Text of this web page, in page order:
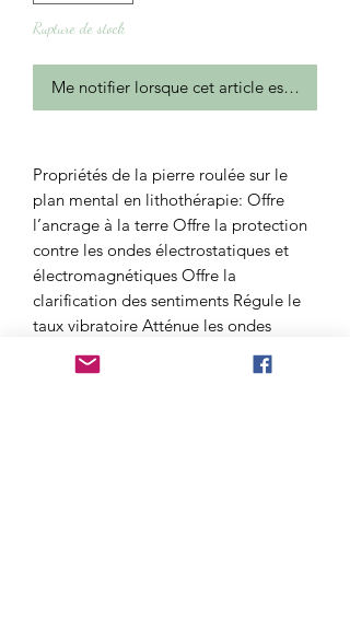
Rupture de stock
Me notifier lorsque cet article est
Propriétés de la pierre roulée sur le
plan mental en lithothérapie: Offre
l’ancrage à la terre Offre la protection
contre les ondes électrostatiques et
électromagnétiques Offre la
clarification des sentiments Régule le
taux vibratoire Atténue les ondes
négatives Propriétés de la pierre
roulée sur le plan physique en